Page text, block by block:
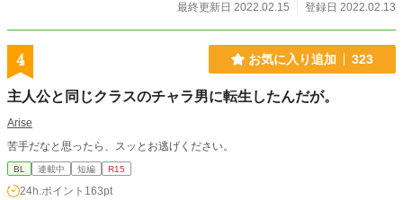
最終更新日 2022.02.15
登録日 2022.02.13
4 お気に入り追加 323
主人公と同じクラスのチャラ男に転生したんだが。
Arise
苦手だなと思ったら、スッとお逃げください。
BL 連載中 短編 R15
24h.ポイント 163pt